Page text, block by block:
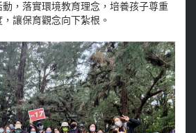
動，落實環境教育理念，培養孩子尊重
讓保育觀念向下紮根。